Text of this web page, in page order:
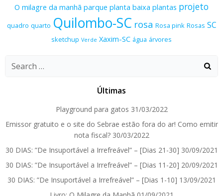
O milagre da manhã parque planta baixa plantas projeto
quadro quarto Quilombo-SC rosa Rosa pink Rosas SC
sketchup Verde Xaxim-SC água árvores
Search
Últimas
Playground para gatos 31/03/2022
Emissor gratuito e o site do Sebrae estão fora do ar! Como emitir
nota fiscal? 30/03/2022
30 DIAS: ”De Insuportável a Irrefreável” – [Dias 21-30] 30/09/2021
30 DIAS: ”De Insuportável a Irrefreável” – [Dias 11-20] 20/09/2021
30 DIAS: ”De Insuportável a Irrefreável” – [Dias 1-10] 13/09/2021